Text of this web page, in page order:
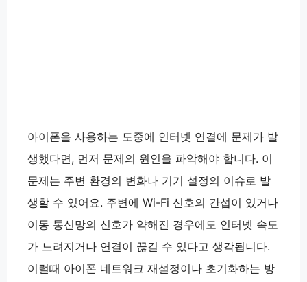
아이폰을 사용하는 도중에 인터넷 연결에 문제가 발
생했다면, 먼저 문제의 원인을 파악해야 합니다. 이
문제는 주변 환경의 변화나 기기 설정의 이슈로 발
생할 수 있어요. 주변에 Wi-Fi 신호의 간섭이 있거나
이동 통신망의 신호가 약해진 경우에도 인터넷 속도
가 느려지거나 연결이 끊길 수 있다고 생각됩니다.
이럴때 아이폰 네트워크 재설정이나 초기화하는 방